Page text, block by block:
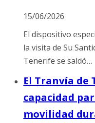
15/06/2026
El dispositivo
la visita de Su
Tenerife se saldó…
El Tranvía de
capacidad
movilidad